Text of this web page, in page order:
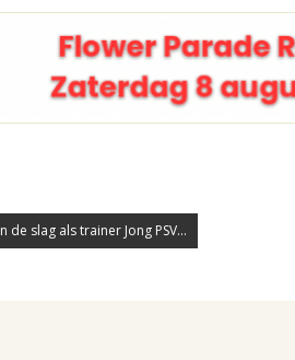
slag als trainer Jong PSV...